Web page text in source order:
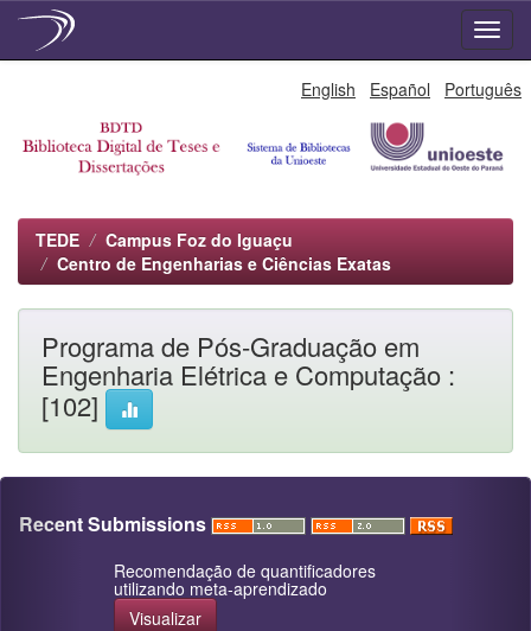
English Español Português
TEDE
Campus Foz do Iguaçu
Centro de Engenharias e Ciências Exatas
Programa de Pós-Graduação em
Engenharia Elétrica e Computação :
[102]
Recent Submissions
Recomendação de quantificadores
utilizando meta-aprendizado
Visualizar